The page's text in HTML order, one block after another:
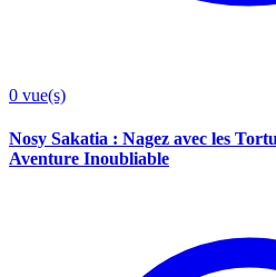
0 vue(s)
Nosy Sakatia : Nagez avec les
Aventure Inoubliable